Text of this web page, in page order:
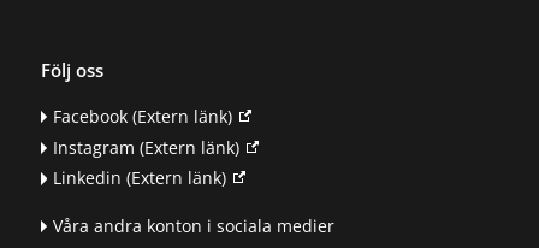
Följ oss
Facebook(Extern länk)
Instagram (Extern länk)
Linkedin (Extern länk)
Våra andra konton i sociala medier